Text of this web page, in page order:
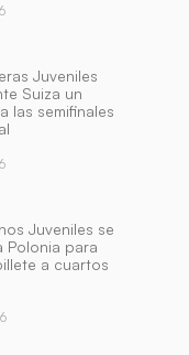
Juveniles
Suiza un
las semifinales
Juveniles se
Polonia para
a cuartos